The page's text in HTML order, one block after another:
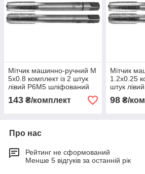
Мітчик машинно-ручний М
5х0.8 комплект із 2 штук
лівий Р6М5 шліфований
(LH)
143 ₴/комплект
Мітчик
1.2х0.25
штук
98₴/
Про нас
Рейтинг не сформований
Менше 5 відгуків за останній рік